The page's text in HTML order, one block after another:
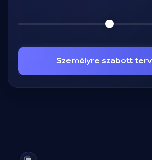
Személyre szabott terv